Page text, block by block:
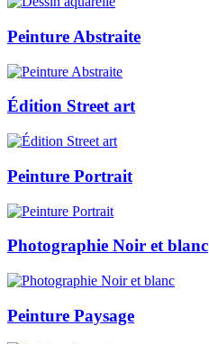
Peinture Abstraite
Édition Street art
Peinture Portrait
Photographie Noir et blanc
Peinture Paysage